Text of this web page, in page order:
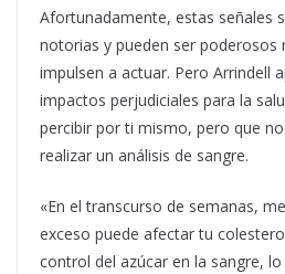
Afortunadamente, estas señales
notorias y pueden ser poderosos
impulsen a actuar. Pero Arrindell
impactos perjudiciales para la
percibir por ti mismo, pero que
realizar un análisis de sangre.
«En el transcurso de semanas,
exceso puede afectar tu
control del azúcar en la sangre,